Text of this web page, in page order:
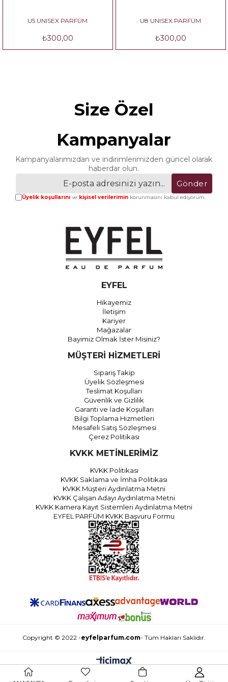
U5 UNISEX PARFÜM
₺300,00
U8 UNISEX PARFÜM
₺300,00
Size Özel
Kampanyalar
Kampanyalarımızdan ve indirimlerimizden güncel olarak
haberdar olun.
Gönder
Üyelik koşullarınıve kişisel verileriminkorunmasını kabul ediyorum.
EYFEL
Hikayemiz
İletişim
Kariyer
Mağazalar
Bayimiz Olmak İster Misiniz?
MÜŞTERİ HİZMETLERİ
Sipariş Takip
Üyelik Sözleşmesi
Teslimat Koşulları
Güvenlik ve Gizlilik
Garanti ve İade Koşulları
Bilgi Toplama Hizmetleri
Mesafeli Satış Sözleşmesi
Çerez Politikası
KVKK METİNLERİMİZ
KVKK Politikası
KVKK Saklama ve İmha Politikası
KVKK Müşteri Aydınlatma Metni
KVKK Çalışan Adayı Aydınlatma Metni
KVKK Kamera Kayıt Sistemleri Aydınlatma Metni
EYFEL PARFÜM KVKK Başvuru Formu
Copyright © 2022 -eyfelparfum.com- Tüm Hakları Saklıdır.